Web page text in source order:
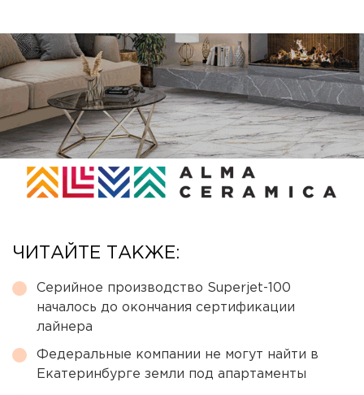
ЧИТАЙТЕ ТАКЖЕ:
Серийное производство Superjet-100
началось до окончания сертификации
лайнера
Федеральные компании не могут найти в
Екатеринбурге земли под апартаменты